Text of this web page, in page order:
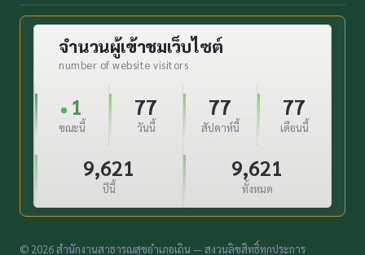
จำนวนผู้เข้าชมเว็บไซต์
number of website visitors
1
ขณะนี้
77
วันนี้
77
สัปดาห์นี้
77
เดือนนี้
9,621
ปีนี้
9,621
ทั้งหมด
© 2026 สำนักงานสาธารณสุขอำเภอเถิน — สงวนลิขสิทธิ์ทุกประการ